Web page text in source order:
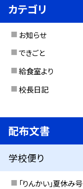
カテゴリ
お知らせ
できごと
給食室より
校長日記
配布文書
学校便り
「りんかい」夏休み号